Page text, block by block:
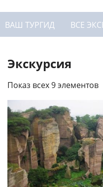
ВАШ ТУРГИД ВСЕ
Экскурсия
Показ всех 9 элементов